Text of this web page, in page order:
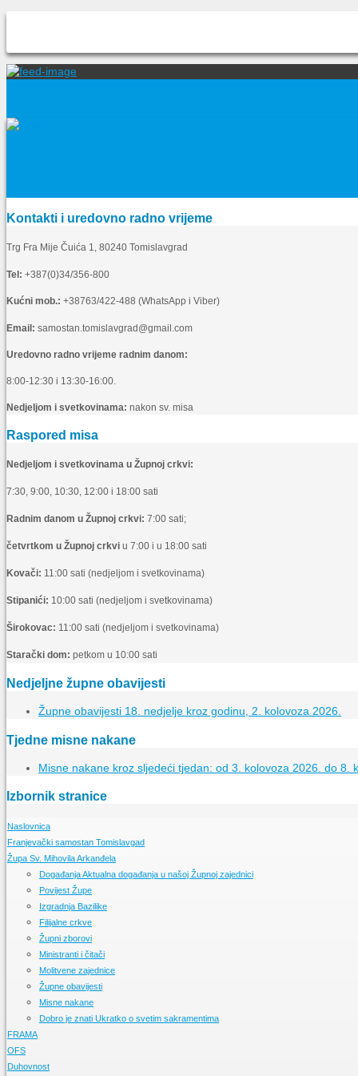
Kontakti i uredovno radno vrijeme
Trg Fra Mije Čuića 1, 80240 Tomislavgrad
Tel: +387(0)34/356-800
Kućni mob.: +38763/422-488 (WhatsApp i Viber)
Email: samostan.tomislavgrad@gmail.com
Uredovno radno vrijeme radnim danom:
8:00-12:30 i 13:30-16:00.
Nedjeljom i svetkovinama: nakon sv. misa
Raspored misa
Nedjeljom i svetkovinama u Župnoj crkvi:
7:30, 9:00, 10:30, 12:00 i 18:00 sati
Radnim danom u Župnoj crkvi: 7:00 sati;
četvrtkom u Župnoj crkvi u 7:00 i u 18:00 sati
Kovači: 11:00 sati (nedjeljom i svetkovinama)
Stipanići: 10:00 sati (nedjeljom i svetkovinama)
Širokovac: 11:00 sati (nedjeljom i svetkovinama)
Starački dom: petkom u 10:00 sati
Nedjeljne župne obavijesti
Župne obavijesti 18. nedjelje kroz godinu, 2. kolovoza 2026.
Tjedne misne nakane
Misne nakane kroz sljedeći tjedan: od 3. kolovoza 2026. do 8.
Izbornik stranice
Naslovnica
Franjevački samostan Tomislavgad
Kršćanstvo na duvanjskom području
Izgradnja samostana u Tomislavgradu
Samostanska knjižnica
Samostanski arhiv
Samostanski muzej
Župa Sv. Mihovila Arkanđela
DogađanjaAktualna događanja u našoj Župnoj zajednici
Povijest Župe
Izgradnja Bazilike
Filijalne crkve
Župni zborovi
Ministranti i čitači
Molitvene zajednice
Župne obavijesti
Misne nakane
Dobro je znati Ukratko o svetim sakramentima
FRAMA
FRAMA s Vama
OFS
Događanja
Duhovnost